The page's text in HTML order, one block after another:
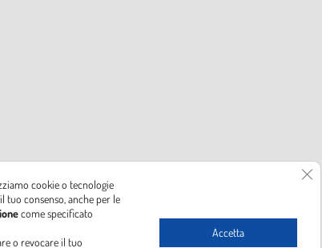
cookie o tecnologie
tuo consenso, anche per le
come specificato
o revocare il tuo
Accetta